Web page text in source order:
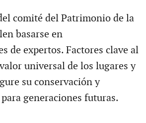
comité del Patrimonio de la
basarse en
de expertos. Factores clave al
universal de los lugares y
su conservación y
generaciones futuras.